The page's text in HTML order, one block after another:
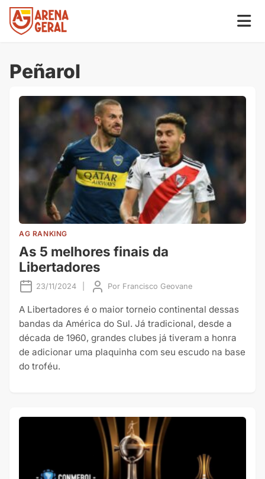
Peñarol
AG RANKING
As 5 melhores finais da
Libertadores
23/11/2024 Por Francisco Geovane
A Libertadores é o maior torneio continental dessas
bandas da América do Sul. Já tradicional, desde a
década de 1960, grandes clubes já tiveram a honra
de adicionar uma plaquinha com seu escudo na base
do troféu.